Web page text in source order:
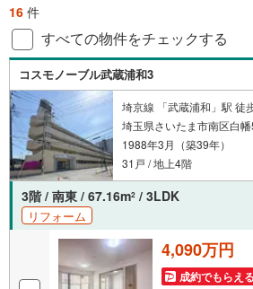
16 件
すべての物件をチェックする
コスモノーブル武蔵浦和3
埼京線 「武蔵浦和」駅 徒
埼玉県さいたま市南区白幡
1988年3月（築39年）
31戸 / 地上4階
3階 / 南東 / 67.16m2 / 3LDK
リフォーム
4,090万円
成約でもらえる